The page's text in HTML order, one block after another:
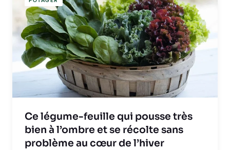
Ce légume-feuille qui pousse très
bien à l’ombre et se récolte sans
problème au cœur de l’hiver